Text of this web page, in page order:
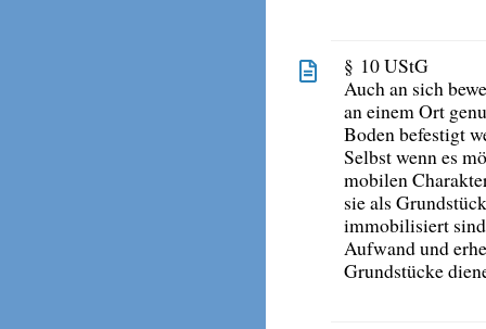
§ 10 UStG
Auch an sich
an einem Ort
Boden befestigt
Selbst wenn es
mobilen
sie als
immobilisiert
Aufwand und
Grundstücke